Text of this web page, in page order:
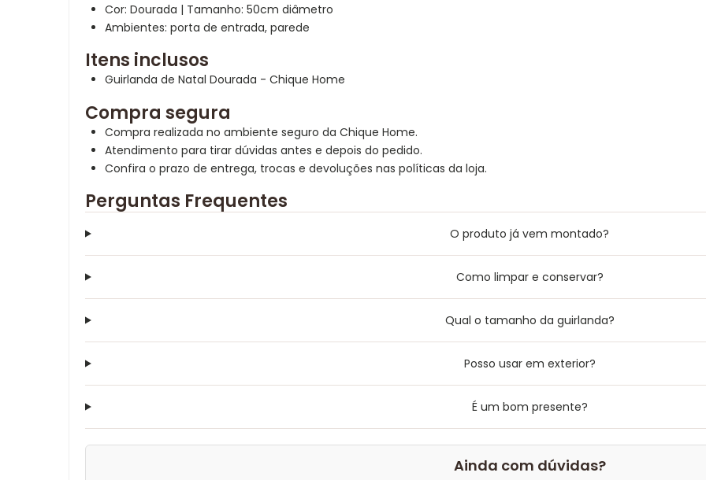
Cor: Dourada | Tamanho: 50cm diâmetro
Ambientes: porta de entrada, parede
Itens inclusos
Guirlanda de Natal Dourada - Chique Home
Compra segura
Compra realizada no ambiente seguro da Chique Home.
Atendimento para tirar dúvidas antes e depois do pedido.
Confira o prazo de entrega, trocas e devoluções nas políticas da loja.
Perguntas Frequentes
O produto já vem montado?
Como limpar e conservar?
Qual o tamanho da guirlanda?
Posso usar em exterior?
É um bom presente?
Ainda com dúvidas?